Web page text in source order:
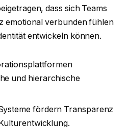
dass sich Teams
emotional verbunden fühlen
entwickeln können.
und hierarchische
fördern Transparenz